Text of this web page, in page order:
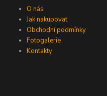
O nás
Jak nakupovat
Obchodní podmínky
Fotogalerie
Kontakty